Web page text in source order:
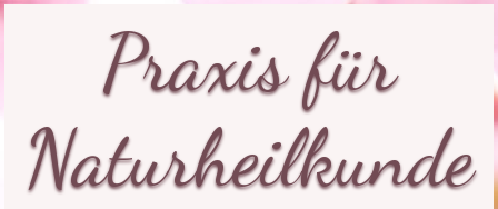
Praxis für
Naturheilkunde